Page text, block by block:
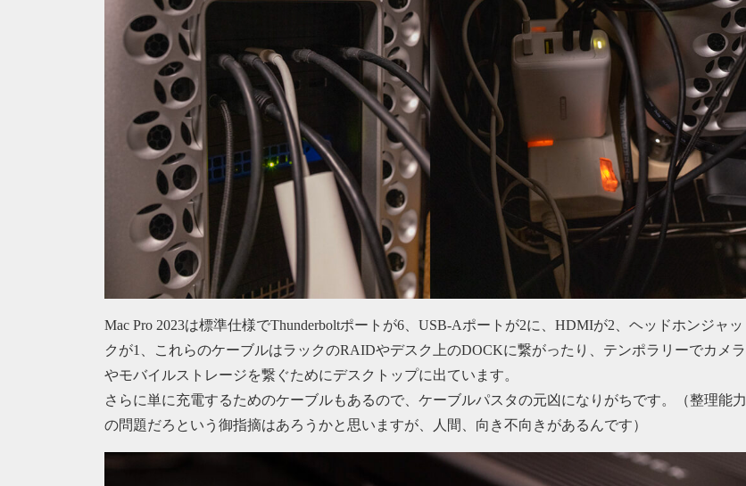
Mac Pro 2023は標準仕様でThunderboltポートが6、USB-Aポートが2に、HDMIが2、ヘッドホンジャッ
クが1、これらのケーブルはラックのRAIDやデスク上のDOCKに繋がったり、テンポラリーでカメラ
やモバイルストレージを繋ぐためにデスクトップに出ています。
さらに単に充電するためのケーブルもあるので、ケーブルパスタの元凶になりがちです。（整理能力
の問題だろという御指摘はあろうかと思いますが、人間、向き不向きがあるんです）